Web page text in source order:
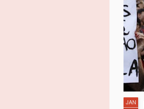
JAN